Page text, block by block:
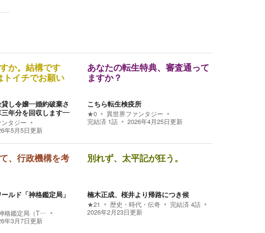
か。結構です
イチでお願い
し令嬢―婚約破棄さ
年分を回収します―
タジー
年5月5日更新
あなたの転生特典、審査通って
ますか？
こちら転生検疫所
★0
異世界ファンタジー
完結済 1話 2026年4月25日更新
、行政機構を考
ルド「神格鑑定局」
神格鑑定局（TBD）
年3月7日更新
別れず、太平記が狂う。
楠木正成、桜井より帰路につき候
★21 歴史・時代・伝奇 完結済 4話
2026年2月23日更新